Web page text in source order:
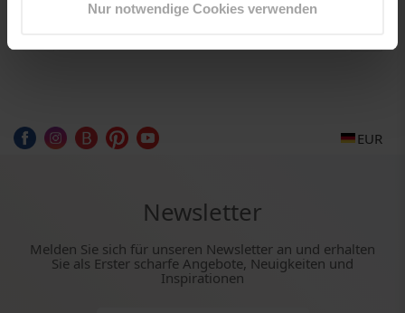
Nur notwendige Cookies verwenden
EUR
Newsletter
Melden Sie sich für unseren Newsletter an und erhalten
Sie als Erster scharfe Angebote, Neuigkeiten und
Inspirationen